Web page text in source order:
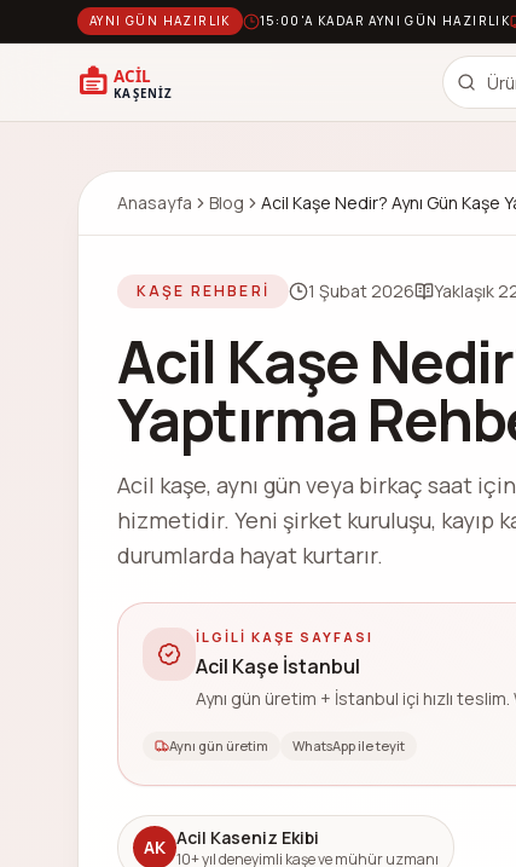
AYNI GÜN HAZIRLIK 15:00'A KADAR AYNI GÜN HAZIRLIK
Anasayfa Blog Acil Kaşe Nedir? Aynı Gün Kaşe
KAŞE REHBERI 1 Şubat 2026 Yaklaşık
Acil Kaşe
Yaptırma
Acil kaşe, aynı gün veya birkaç saat
hizmetidir. Yeni şirket kuruluşu, kayıp
durumlarda hayat kurtarır.
İLGILI KAŞE SAYFASI
Acil Kaşe İstanbul
Aynı gün üretim + İstanbul içi hızlı
Aynı gün üretim WhatsApp ile teyit
AK Acil Kaseniz Ekibi
10+ yıl deneyimli kaşe ve mühür uzmanı